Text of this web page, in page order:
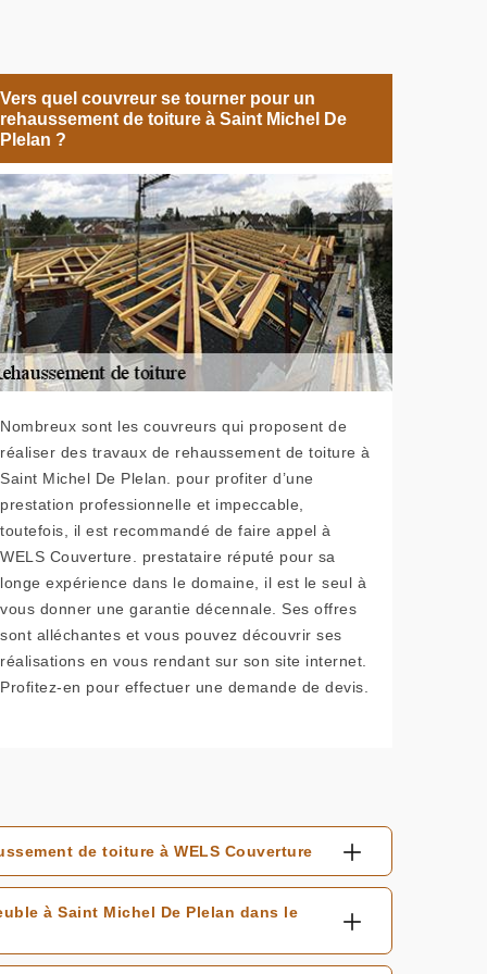
Vers quel couvreur se tourner pour un
rehaussement de toiture à Saint Michel De
Plelan ?
Nombreux sont les couvreurs qui proposent de
réaliser des travaux de rehaussement de toiture à
Saint Michel De Plelan. pour profiter d’une
prestation professionnelle et impeccable,
toutefois, il est recommandé de faire appel à
WELS Couverture. prestataire réputé pour sa
longe expérience dans le domaine, il est le seul à
vous donner une garantie décennale. Ses offres
sont alléchantes et vous pouvez découvrir ses
réalisations en vous rendant sur son site internet.
Profitez-en pour effectuer une demande de devis.
de toiture à WELS Couverture
à Saint Michel De Plelan dans le